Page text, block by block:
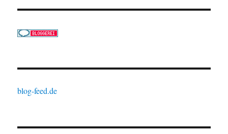
blog-feed.de